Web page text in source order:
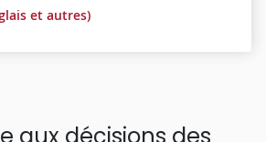
et autres)
aux décisions des